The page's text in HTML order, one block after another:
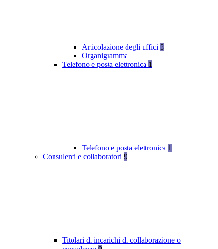
Articolazione degli uffici 3
Organigramma
Telefono e posta elettronica 1
Telefono e posta elettronica 1
Consulenti e collaboratori 9
Titolari di incarichi di collaborazione o